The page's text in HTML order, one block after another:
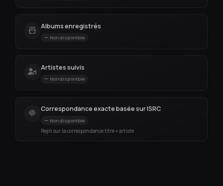
Albums enregistrés
Non disponible
Artistes suivis
Non disponible
Correspondance exacte basée sur ISRC
Non disponible
Repli sur la correspondance titre + artiste